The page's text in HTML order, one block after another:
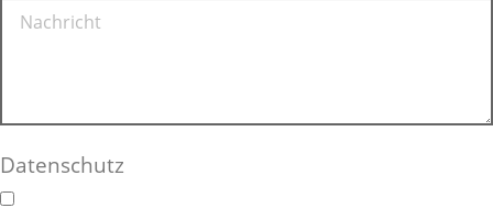
Datenschutz